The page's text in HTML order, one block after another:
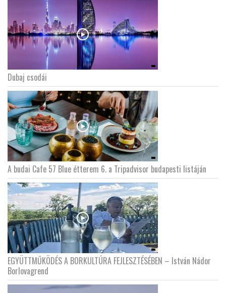
Dubaj csodái
A budai Cafe 57 Blue étterem 6. a Tripadvisor budapesti listáján
EGYÜTTMŰKÖDÉS A BORKULTÚRA FEJLESZTÉSÉBEN – István Nádor
Borlovagrend